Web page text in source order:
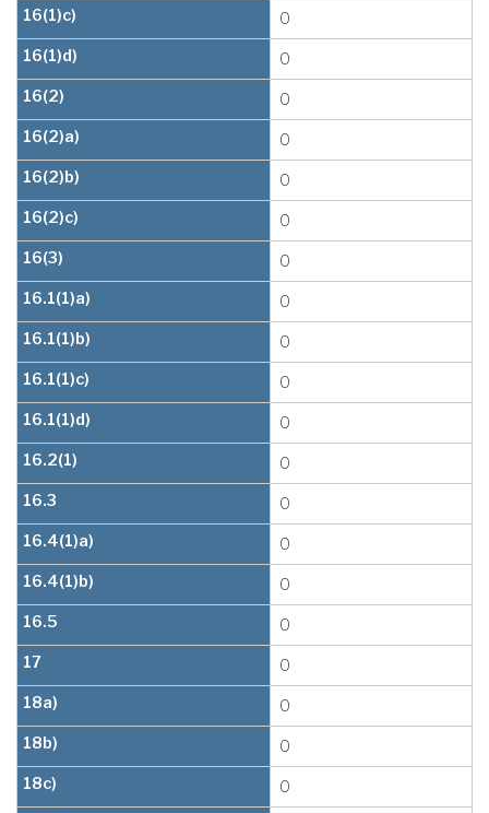
16(1)c)
0
16(1)d)
0
16(2)
0
16(2)a)
0
16(2)b)
0
16(2)c)
0
16(3)
0
16.1(1)a)
0
16.1(1)b)
0
16.1(1)c)
0
16.1(1)d)
0
16.2(1)
0
16.3
0
16.4(1)a)
0
16.4(1)b)
0
16.5
0
17
0
18a)
0
18b)
0
18c)
0